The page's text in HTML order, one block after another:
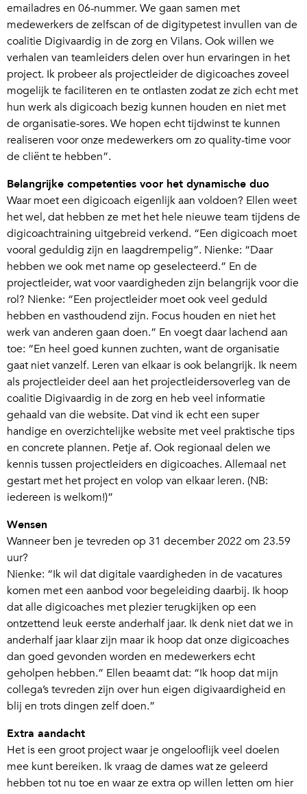
emailadres en 06-nummer. We gaan samen met
medewerkers de zelfscan of de digitypetest invullen van de
coalitie Digivaardig in de zorg en Vilans. Ook willen we
verhalen van teamleiders delen over hun ervaringen in het
project. Ik probeer als projectleider de digicoaches zoveel
mogelijk te faciliteren en te ontlasten zodat ze zich echt met
hun werk als digicoach bezig kunnen houden en niet met
de organisatie-sores. We hopen echt tijdwinst te kunnen
realiseren voor onze medewerkers om zo quality-time voor
de cliënt te hebben”.
Belangrijke competenties voor het dynamische duo
Waar moet een digicoach eigenlijk aan voldoen? Ellen weet
het wel, dat hebben ze met het hele nieuwe team tijdens de
digicoachtraining uitgebreid verkend. “Een digicoach moet
vooral geduldig zijn en laagdrempelig”. Nienke: “Daar
hebben we ook met name op geselecteerd.” En de
projectleider, wat voor vaardigheden zijn belangrijk voor die
rol? Nienke: “Een projectleider moet ook veel geduld
hebben en vasthoudend zijn. Focus houden en niet het
werk van anderen gaan doen.” En voegt daar lachend aan
toe: “En heel goed kunnen zuchten, want de organisatie
gaat niet vanzelf. Leren van elkaar is ook belangrijk. Ik neem
als projectleider deel aan het projectleidersoverleg van de
coalitie Digivaardig in de zorg en heb veel informatie
gehaald van die website. Dat vind ik echt een super
handige en overzichtelijke website met veel praktische tips
en concrete plannen. Petje af. Ook regionaal delen we
kennis tussen projectleiders en digicoaches. Allemaal net
gestart met het project en volop van elkaar leren. (NB:
iedereen is welkom!)”
Wensen
Wanneer ben je tevreden op 31 december 2022 om 23.59
uur?
Nienke: “Ik wil dat digitale vaardigheden in de vacatures
komen met een aanbod voor begeleiding daarbij. Ik hoop
dat alle digicoaches met plezier terugkijken op een
ontzettend leuk eerste anderhalf jaar. Ik denk niet dat we in
anderhalf jaar klaar zijn maar ik hoop dat onze digicoaches
dan goed gevonden worden en medewerkers echt
geholpen hebben.” Ellen beaamt dat: “Ik hoop dat mijn
collega’s tevreden zijn over hun eigen digivaardigheid en
blij en trots dingen zelf doen.”
Extra aandacht
Het is een groot project waar je ongelooflijk veel doelen
mee kunt bereiken. Ik vraag de dames wat ze geleerd
hebben tot nu toe en waar ze extra op willen letten om hier